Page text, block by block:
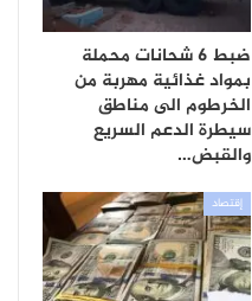
ضبط 6 شحانات محملة
بمواد غذائية مهربة من
الخرطوم الى مناطق
سيطرة الدعم السريع
والقبض…
إقتصاد